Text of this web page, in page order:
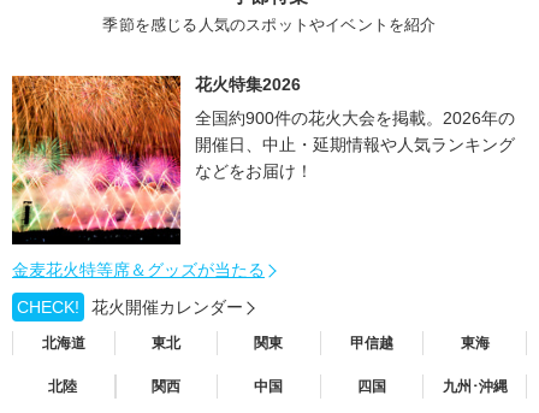
季節を感じる人気のスポットやイベントを紹介
花火特集2026
全国約900件の花火大会を掲載。2026年の
開催日、中止・延期情報や人気ランキング
などをお届け！
金麦花火特等席＆グッズが当たる
CHECK!
花火開催カレンダー
北海道 東北 関東 甲信越 東海
北陸 関西 中国 四国 九州･沖縄